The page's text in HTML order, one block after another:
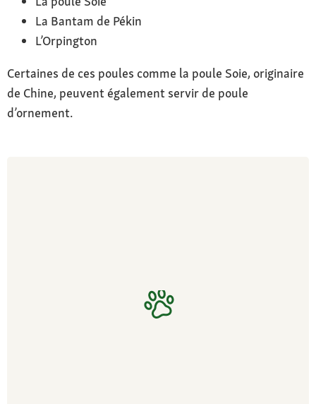
La Bantam de Pékin
L’Orpington
Certaines de ces poules comme la poule Soie, originaire
de Chine, peuvent également servir de poule
d’ornement.